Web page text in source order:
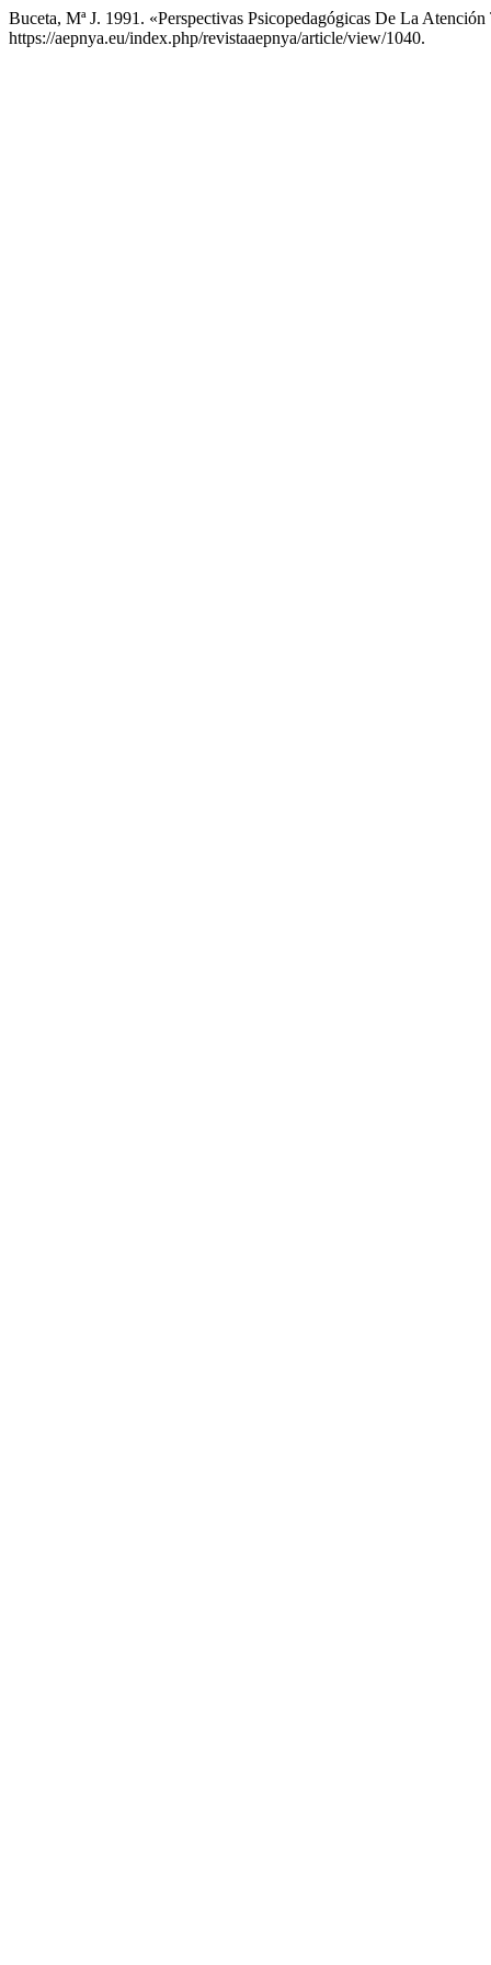
Buceta, Mª J. 1991. «Perspectivas Psicopedagógicas De La
https://aepnya.eu/index.php/revistaaepnya/article/view/1040.